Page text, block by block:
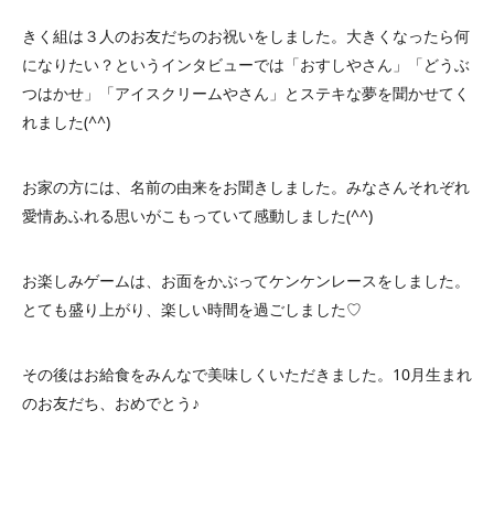
きく組は３人のお友だちのお祝いをしました。大きくなったら何
になりたい？というインタビューでは「おすしやさん」「どうぶ
つはかせ」「アイスクリームやさん」とステキな夢を聞かせてく
れました(^^)
お家の方には、名前の由来をお聞きしました。みなさんそれぞれ
愛情あふれる思いがこもっていて感動しました(^^)
お楽しみゲームは、お面をかぶってケンケンレースをしました。
とても盛り上がり、楽しい時間を過ごしました♡
その後はお給食をみんなで美味しくいただきました。10月生まれ
のお友だち、おめでとう♪